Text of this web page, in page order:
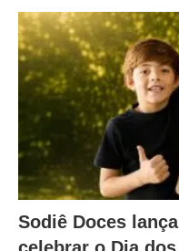
Sodiê Doces